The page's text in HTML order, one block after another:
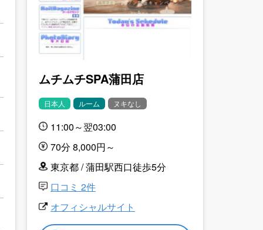
ムチムチSPA蒲田店
日本人 ルーム ヌキなし
11:00～翌03:00
70分 8,000円～
東京都 / 蒲田駅西口徒歩5分
口コミ 2件
オフィシャルサイト